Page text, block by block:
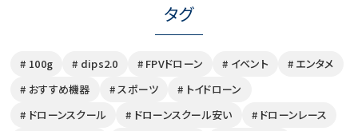
タグ
# 100g # dips2.0 # FPVドローン # イベント
# エンタメ
# おすすめ機器
# スポーツ
# トイドローン
# ドローンスクール
# ドローンスクール安い
# ドローンレース